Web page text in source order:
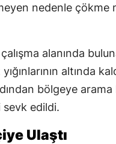
nedenle çökme
alanında
altında
bölgeye
sevk edildi.
Ulaştı